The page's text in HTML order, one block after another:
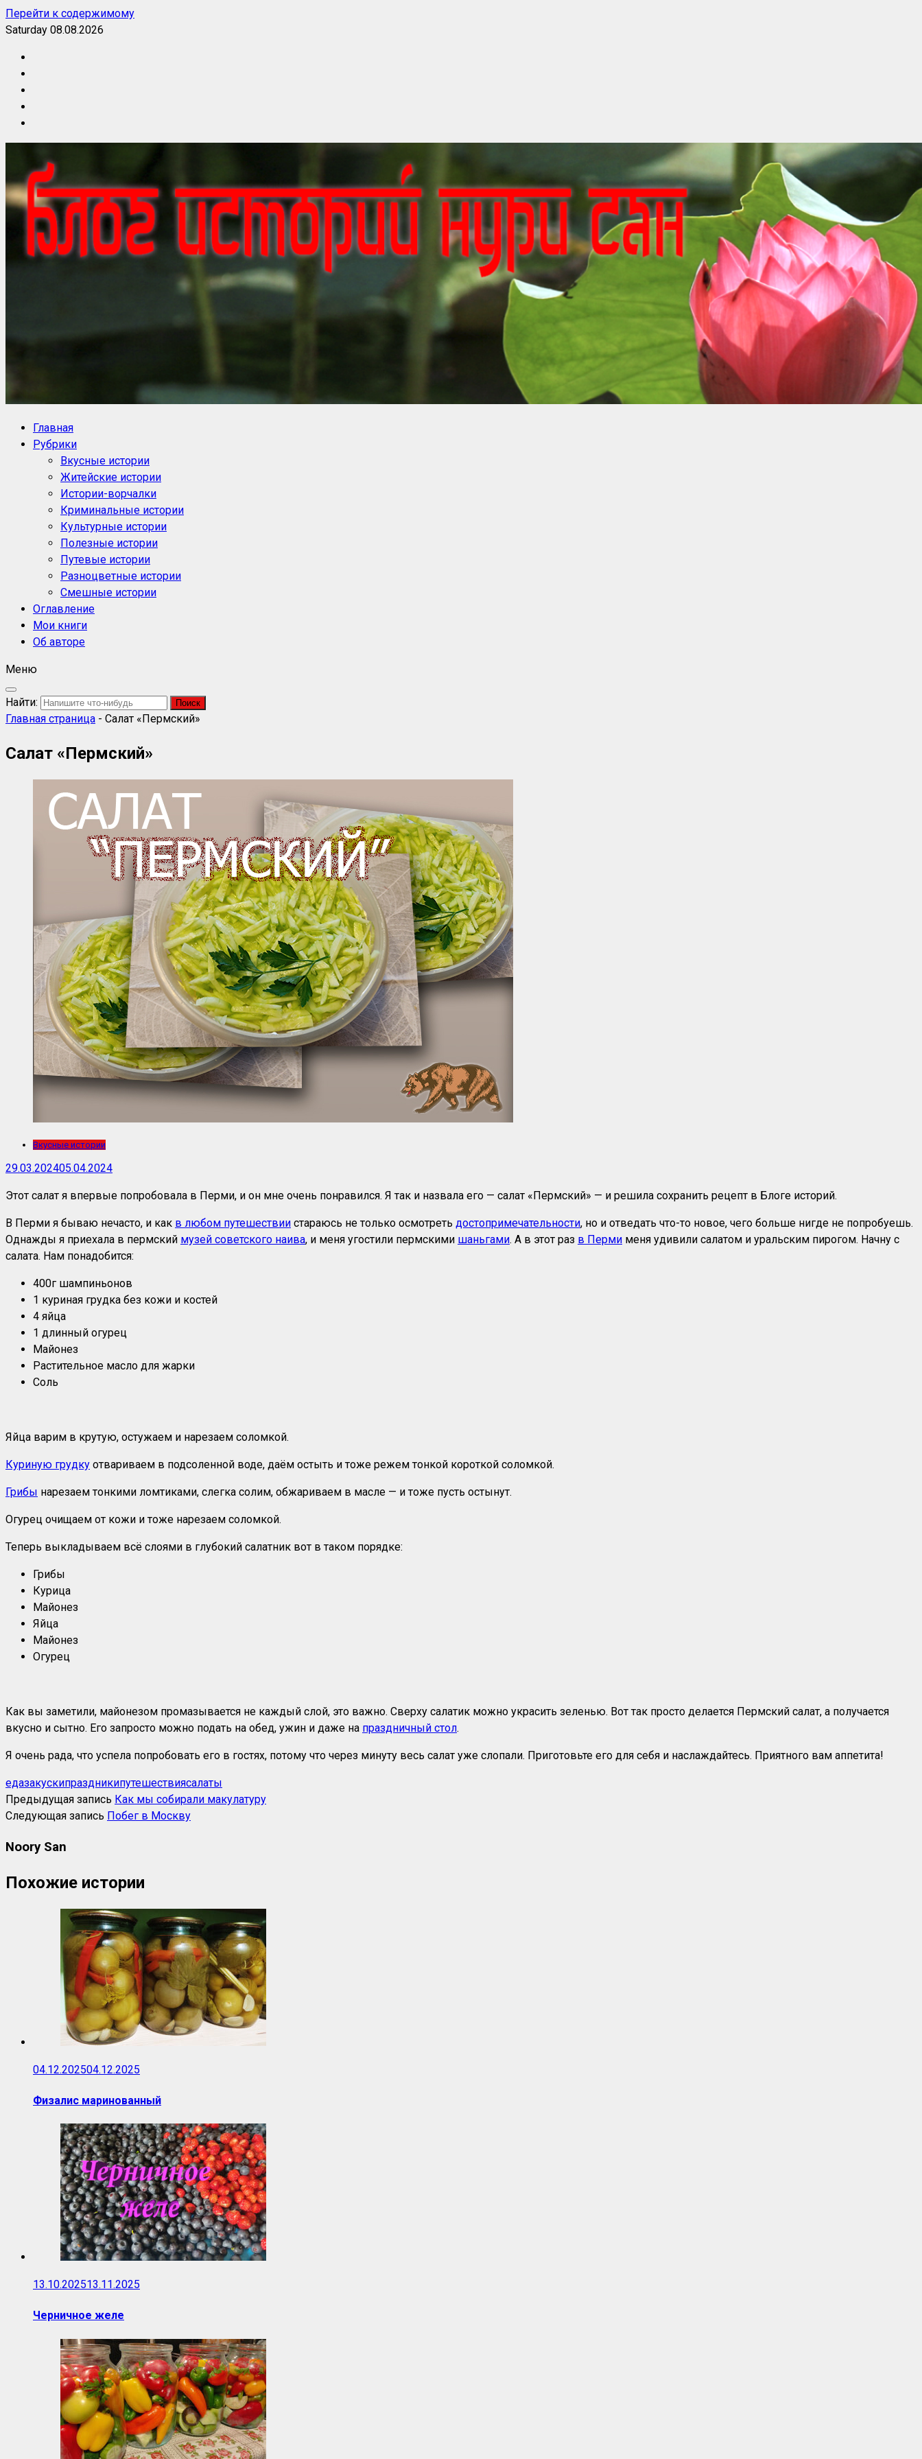
Перейти к содержимому
Saturday 08.08.2026
Блог историй NoorySan
Главная
Рубрики
Вкусные истории
Житейские истории
Истории-ворчалки
Криминальные истории
Культурные истории
Полезные истории
Путевые истории
Разноцветные истории
Смешные истории
Оглавление
Мои книги
Об авторе
Меню
Найти:
Главная страница - Салат «Пермский»
Салат «Пермский»
Вкусные истории
29.03.202405.04.2024
Этот салат я впервые попробовала в Перми, и он мне очень понравился. Я так и назвала его — салат «Пермский» — и решила сохранить рецепт в Блоге историй.
В Перми я бываю нечасто, и как в любом путешествии стараюсь не только осмотреть достопримечательности, но и отведать что-то новое, чего больше нигде не попробуешь.
Однажды я приехала в пермский музей советского наива, и меня угостили пермскими шаньгами. А в этот раз в Перми меня удивили салатом и уральским пирогом. Начну с
салата. Нам понадобится:
400г шампиньонов
1 куриная грудка без кожи и костей
4 яйца
1 длинный огурец
Майонез
Растительное масло для жарки
Соль
Яйца варим в крутую, остужаем и нарезаем соломкой.
Куриную грудку отвариваем в подсоленной воде, даём остыть и тоже режем тонкой короткой соломкой.
Грибы нарезаем тонкими ломтиками, слегка солим, обжариваем в масле — и тоже пусть остынут.
Огурец очищаем от кожи и тоже нарезаем соломкой.
Теперь выкладываем всё слоями в глубокий салатник вот в таком порядке:
Грибы
Курица
Майонез
Яйца
Майонез
Огурец
Как вы заметили, майонезом промазывается не каждый слой, это важно. Сверху салатик можно украсить зеленью. Вот так просто делается Пермский салат, а получается
вкусно и сытно. Его запросто можно подать на обед, ужин и даже на праздничный стол.
Я очень рада, что успела попробовать его в гостях, потому что через минуту весь салат уже слопали. Приготовьте его для себя и наслаждайтесь. Приятного вам аппетита!
едазакускипраздникипутешествиясалаты
Предыдущая запись Как мы собирали макулатуру
Следующая запись Побег в Москву
Noory San
Похожие истории
04.12.202504.12.2025
Физалис маринованный
13.10.202513.11.2025
Черничное желе